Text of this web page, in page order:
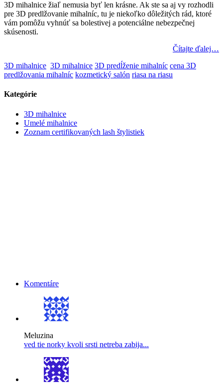
3D mihalnice žiaľ nemusia byť len krásne. Ak ste sa aj vy rozhodli
pre 3D predlžovanie mihalníc, tu je niekoľko dôležitých rád, ktoré
vám pomôžu vyhnúť sa bolestivej a potenciálne nebezpečnej
skúsenosti.
Čítajte ďalej…
3D mihalnice 3D mihalnice 3D predĺženie mihalníc cena 3D
predlžovania mihalníc kozmetický salón riasa na riasu
Kategórie
3D mihalnice
Umelé mihalnice
Zoznam certifikovaných lash štylistiek
Komentáre
Meluzina
ved tie norky kvoli srsti netreba zabija...